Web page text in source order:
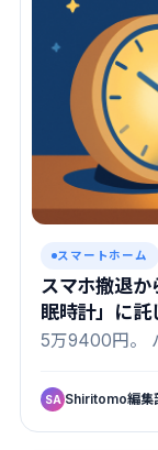
スマートホーム
スマホ撤退
眠時計」に託
5万9400円。
SA Shiritomo編集